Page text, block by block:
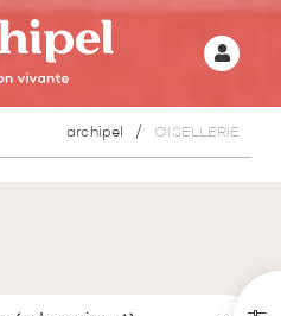
archipel OISELLERIE